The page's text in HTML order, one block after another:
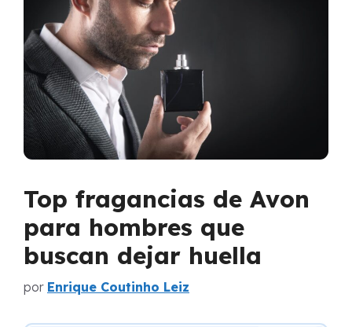
Top fragancias de Avon
para hombres que
buscan dejar huella
por Enrique Coutinho Leiz